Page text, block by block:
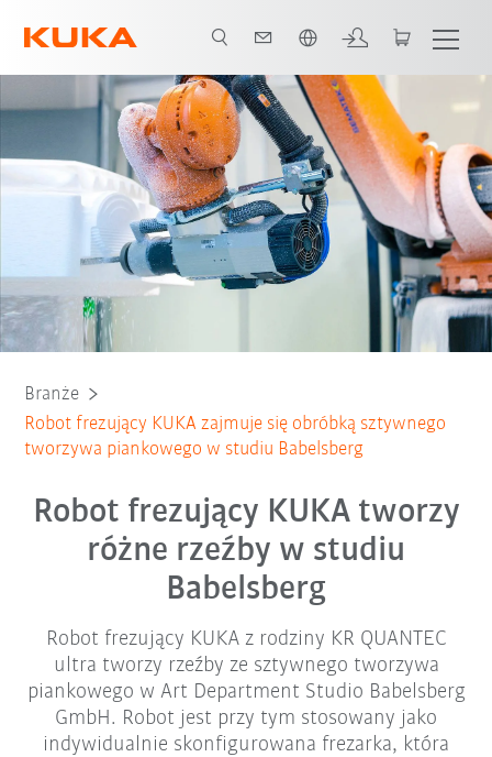
Wszyscy partnerzy systemowi
Branże
Robot frezujący KUKA zajmuje się obróbką sztywnego
tworzywa piankowego w studiu Babelsberg
Robot frezujący KUKA tworzy
różne rzeźby w studiu
Babelsberg
Robot frezujący KUKA z rodziny KR QUANTEC
ultra tworzy rzeźby ze sztywnego tworzywa
piankowego w Art Department Studio Babelsberg
GmbH. Robot jest przy tym stosowany jako
indywidualnie skonfigurowana frezarka, która